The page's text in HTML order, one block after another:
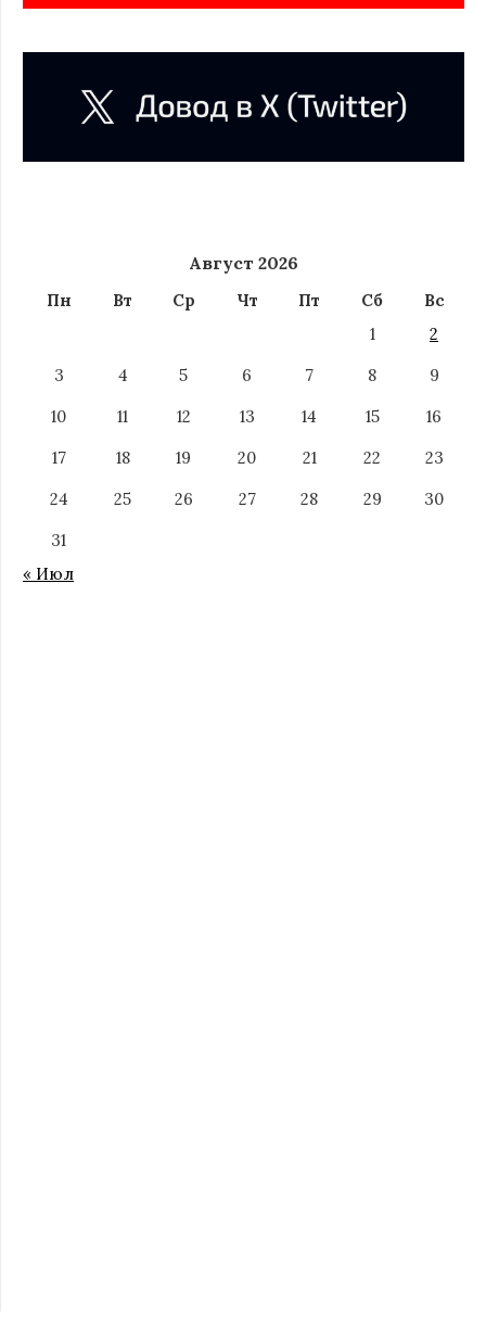
Август 2026
Пн Вт Ср Чт Пт Сб
Вс
1
2
3
4 5 6 7 8
9
10
11 12 13 14 15
16
17
18 19 20 21 22
23
24
25 26 27 28 29
30
31
« Июл